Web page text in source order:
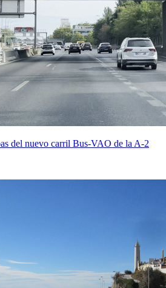
del nuevo carril Bus-VAO de la A-2